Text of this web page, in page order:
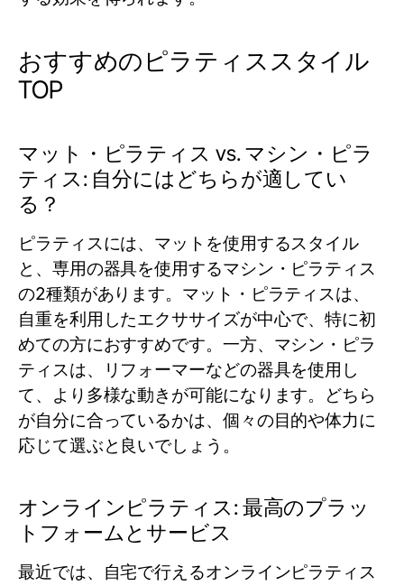
おすすめのピラティススタイル
TOP
マット・ピラティス vs. マシン・ピラ
ティス: 自分にはどちらが適してい
る？
ピラティスには、マットを使用するスタイル
と、専用の器具を使用するマシン・ピラティス
の2種類があります。マット・ピラティスは、
自重を利用したエクササイズが中心で、特に初
めての方におすすめです。一方、マシン・ピラ
ティスは、リフォーマーなどの器具を使用し
て、より多様な動きが可能になります。どちら
が自分に合っているかは、個々の目的や体力に
応じて選ぶと良いでしょう。
オンラインピラティス: 最高のプラッ
トフォームとサービス
最近では、自宅で行えるオンラインピラティス